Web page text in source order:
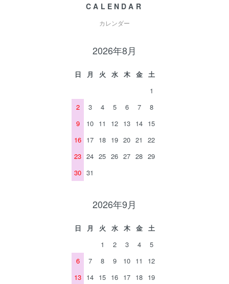
CALENDAR
カレンダー
2026年8月
日 月 火 水 木 金
土
1
2
3 4 5 6 7
8
9
10 11 12 13 14 15
16 17 18 19 20 21
22
23 24 25 26 27 28 29
30 31
2026年9月
日 月 火 水 木 金
土
1
2 3 4
5
6
7 8 9 10 11
12
13 14 15 16 17 18 19